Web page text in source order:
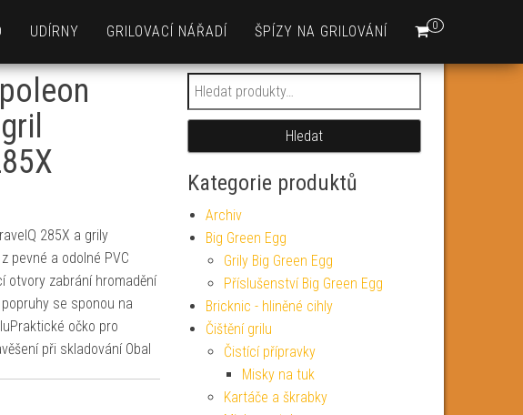
0
UDÍRNY GRILOVACÍ NÁŘADÍ ŠPÍZY NA GRILOVÁNÍ
285X a grily
pevné a odolné PVC
otvory zabrání hromadění
se sponou na
očko pro
při skladování Obal
Hledat:
Hledat
Kategorie produktů
Archiv
Big Green Egg
Grily Big Green Egg
Příslušenství Big Green Egg
Bricknic - hliněné cihly
Čištění grilu
Čistící přípravky
Misky na tuk
Kartáče a škrabky